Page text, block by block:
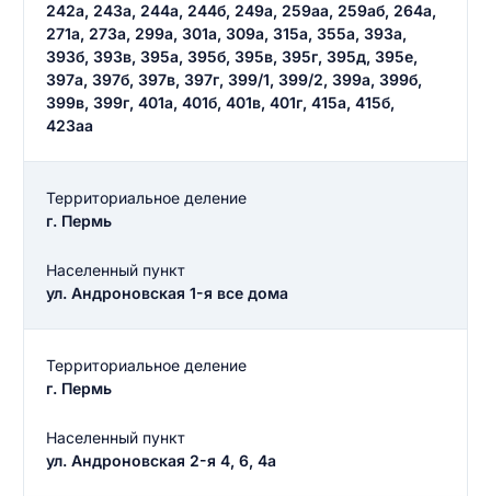
242а, 243а, 244а, 244б, 249а, 259аа, 259аб, 264а,
271а, 273а, 299а, 301а, 309а, 315а, 355а, 393а,
393б, 393в, 395а, 395б, 395в, 395г, 395д, 395е,
397а, 397б, 397в, 397г, 399/1, 399/2, 399а, 399б,
399в, 399г, 401а, 401б, 401в, 401г, 415а, 415б,
423аа
Территориальное деление
г. Пермь
Населенный пункт
ул. Андроновская 1-я все дома
Территориальное деление
г. Пермь
Населенный пункт
ул. Андроновская 2-я 4, 6, 4а
0/500
разрешить публикацию отзыва
ОСТАВИТЬ ОТЗЫВ
Ответ на отзыв
разрешить публикацию отзыва
ОСТАВИТЬ ОТЗЫВ
Название населенного пункта
НАЙТИ МЕНЯ